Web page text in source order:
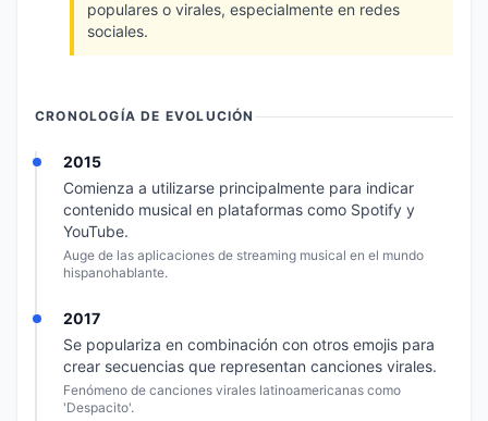
populares o virales, especialmente en redes
sociales.
CRONOLOGÍA DE EVOLUCIÓN
2015
Comienza a utilizarse principalmente para indicar
contenido musical en plataformas como Spotify y
YouTube.
Auge de las aplicaciones de streaming musical en el mundo
hispanohablante.
2017
Se populariza en combinación con otros emojis para
crear secuencias que representan canciones virales.
Fenómeno de canciones virales latinoamericanas como
'Despacito'.